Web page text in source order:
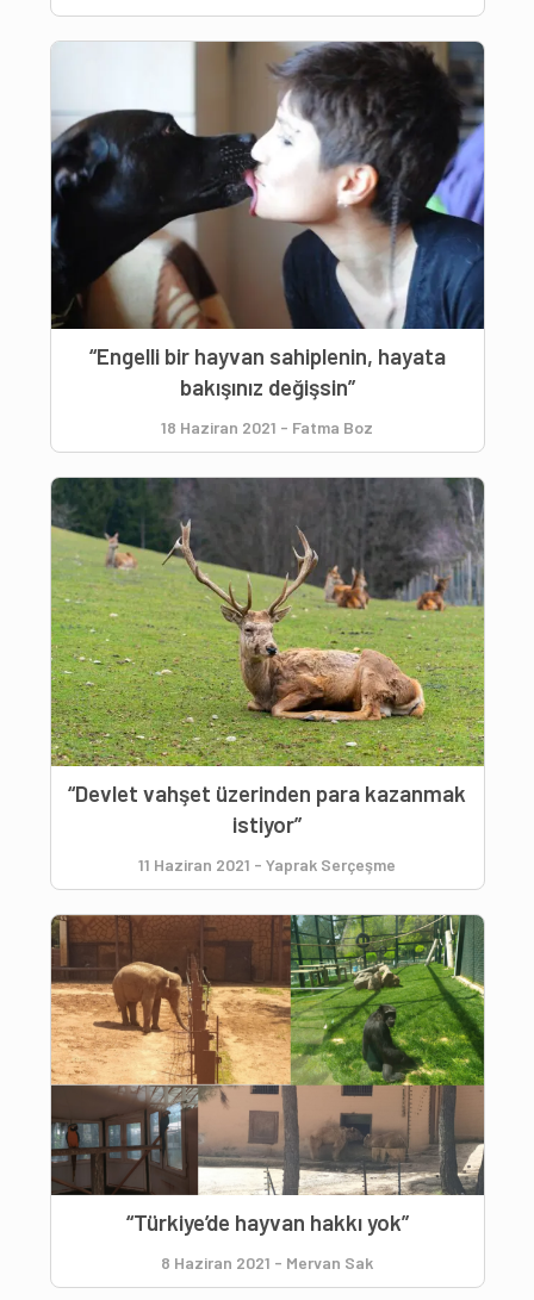
“Engelli bir hayvan sahiplenin, hayata
bakışınız değişsin”
18 Haziran 2021 - Fatma Boz
“Devlet vahşet üzerinden para kazanmak
istiyor”
11 Haziran 2021 - Yaprak Serçeşme
“Türkiye’de hayvan hakkı yok”
8 Haziran 2021 - Mervan Sak